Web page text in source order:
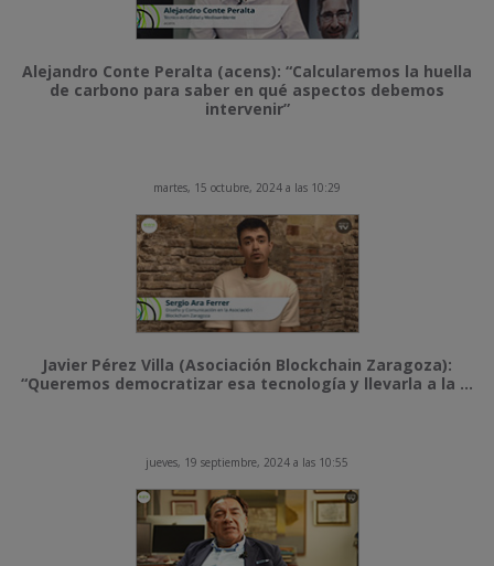
Alejandro Conte Peralta (acens): “Calcularemos la huella
de carbono para saber en qué aspectos debemos
intervenir”
martes, 15 octubre, 2024 a las 10:29
Javier Pérez Villa (Asociación Blockchain Zaragoza):
“Queremos democratizar esa tecnología y llevarla a la ...
jueves, 19 septiembre, 2024 a las 10:55